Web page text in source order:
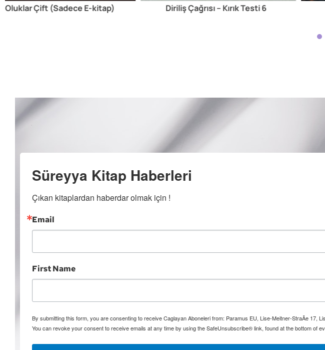
Oluklar Çift (Sadece E-kitap) Diriliş Çağrısı – Kırık Testi 6
Süreyya Kitap Haberleri
Çıkan kitaplardan haberdar olmak için !
Email
First Name
By submitting this form, you are consenting to receive Caglayan Aboneleri from: Paramus EU, Lise-Meitner-StraÃe 17,
You can revoke your consent to receive emails at any time by using the SafeUnsubscribe® link, found at the bottom of